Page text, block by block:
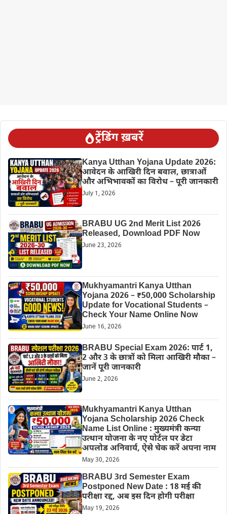
ट्रेंडिंग ख़बरें
Kanya Utthan Yojana Update 2026:
आवेदन के आखिरी दिन बवाल, छात्राओं
और अभिभावकों का विरोध – पूरी जानकारी
July 1, 2026
BRABU UG 2nd Merit List 2026
Released, Download PDF Now
June 23, 2026
Mukhyamantri Kanya Utthan
Yojana 2026 – ₹50,000 Scholarship
Update for Vocational Students –
Check Your Name Online Now
June 16, 2026
BRABU Special Exam 2026: पार्ट 1,
2 और 3 के छात्रों को मिला आखिरी मौका –
जानें पूरी जानकारी
June 2, 2026
Mukhyamantri Kanya Utthan
Yojana Scholarship 2026 Check
Name List Online : मुख्यमंत्री कन्या
उत्थान योजना के नए पोर्टल पर डेटा
अपलोड अनिवार्य, ऐसे चेक करें अपना नाम
May 30, 2026
BRABU 3rd Semester Exam
Postponed New Date : 18 मई की
परीक्षा रद्द, अब इस दिन होगी परीक्षा
May 19, 2026